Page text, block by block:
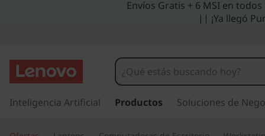
Envíos Gratis + 6 MSI en
|| ¡Ya llegó
r
Inteligencia Artificial Productos Soluciones de